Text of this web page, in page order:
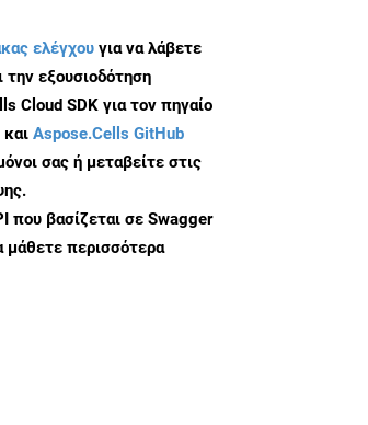
ελέγχου για να λάβετε
την εξουσιοδότηση
Cloud SDK για τον πηγαίο
και Aspose.Cells GitHub
σας ή μεταβείτε στις
που βασίζεται σε Swagger
μάθετε περισσότερα